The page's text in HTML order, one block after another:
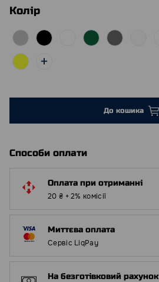
Колір
До кошика
Способи оплати
Оплата при отриманні
20 ₴ + 2% комісії
Миттєва оплата
Сервіс LiqPay
На безготівковий рахунок